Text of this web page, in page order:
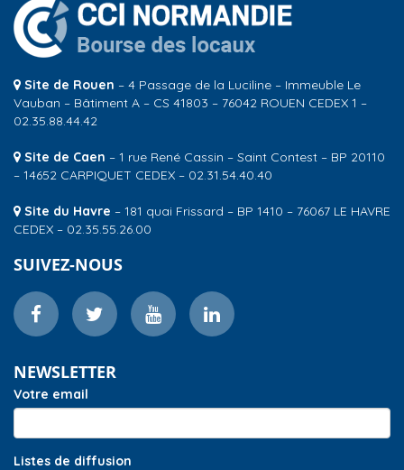
Site de Rouen – 4 Passage de la Luciline – Immeuble Le
Vauban – Bâtiment A – CS 41803 – 76042 ROUEN CEDEX 1 –
02.35.88.44.42
Site de Caen – 1 rue René Cassin – Saint Contest – BP 20110
– 14652 CARPIQUET CEDEX – 02.31.54.40.40
Site du Havre – 181 quai Frissard – BP 1410 – 76067 LE HAVRE
CEDEX – 02.35.55.26.00
SUIVEZ-NOUS
NEWSLETTER
Votre email
Listes de diffusion